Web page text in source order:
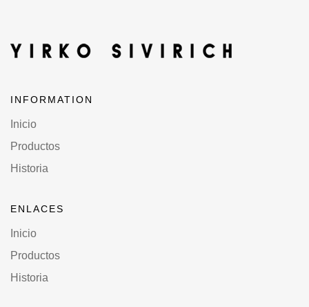
INFORMATION
Inicio
Productos
Historia
ENLACES
Inicio
Productos
Historia